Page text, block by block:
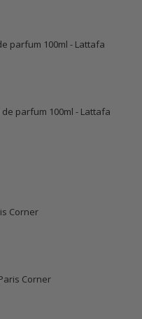
parfum 100ml - Lattafa
parfum 100ml - Lattafa
Corner
Corner